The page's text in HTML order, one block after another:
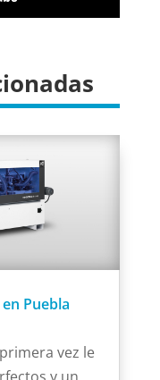
Puebla
vez le